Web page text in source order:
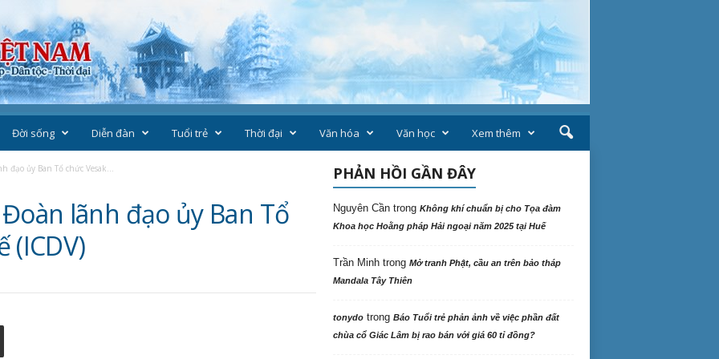
Đời sống Diễn đàn Tuổi trẻ Thời đại Văn hóa Văn học Xem thêm
đạo ủy Ban Tổ chức Vesak...
lãnh đạo ủy Ban Tổ
(ICDV)
PHẢN HỒI GẦN ĐÂY
Nguyên Cầntrong Không khí chuẩn bị cho Tọa đàm
Khoa học Hoằng pháp Hải ngoại năm 2025 tại Huế
Trần Minhtrong Mở tranh Phật, cầu an trên bảo tháp
Mandala Tây Thiên
tonydotrong Báo Tuổi trẻ phản ảnh về việc phần đất
chùa cổ Giác Lâm bị rao bán với giá 60 tỉ đồng?